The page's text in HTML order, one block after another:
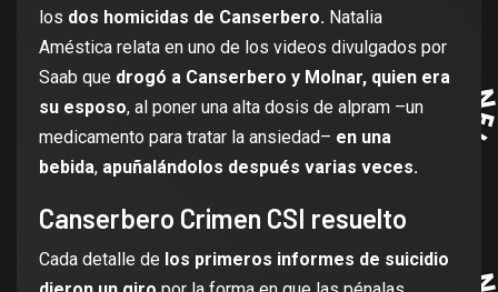
los dos homicidas de Canserbero. Natalia
Améstica relata en uno de los videos divulgados por
Saab que drogó a Canserbero y Molnar, quien era
su esposo, al poner una alta dosis de alpram –un
medicamento para tratar la ansiedad– en una
bebida, apuñalándolos después varias veces.
Canserbero Crimen CSI resuelto
Cada detalle de los primeros informes de suicidio